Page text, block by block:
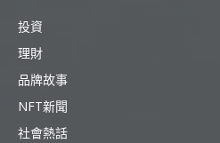
投資
理財
品牌故事
NFT新聞
社會熱話